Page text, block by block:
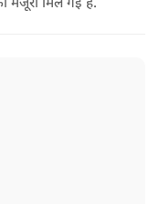
मंजूरी मिल गई है.